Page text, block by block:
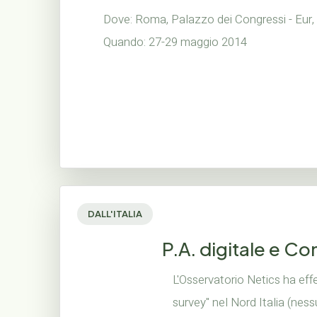
Dove: Roma, Palazzo dei Congressi - Eur,
Quando: 27-29 maggio 2014
DALL'ITALIA
P.A. digitale e
L'Osservatorio Netics ha
survey" nel Nord Italia